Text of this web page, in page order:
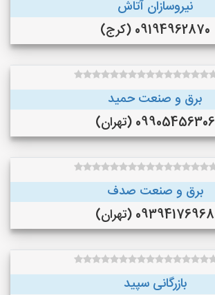
نیروسازان آتاش
09194962870 (کرج)
برق و صنعت حمید
09905456306 (تهران)
برق و صنعت صدف
09394176968 (تهران)
بازرگانی سپید